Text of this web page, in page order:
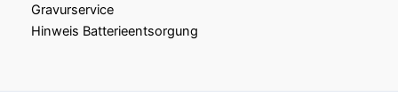
Gravurservice
Hinweis Batterieentsorgung